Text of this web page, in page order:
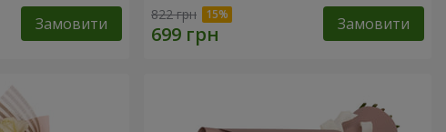
Замовити 822 грн Замовити